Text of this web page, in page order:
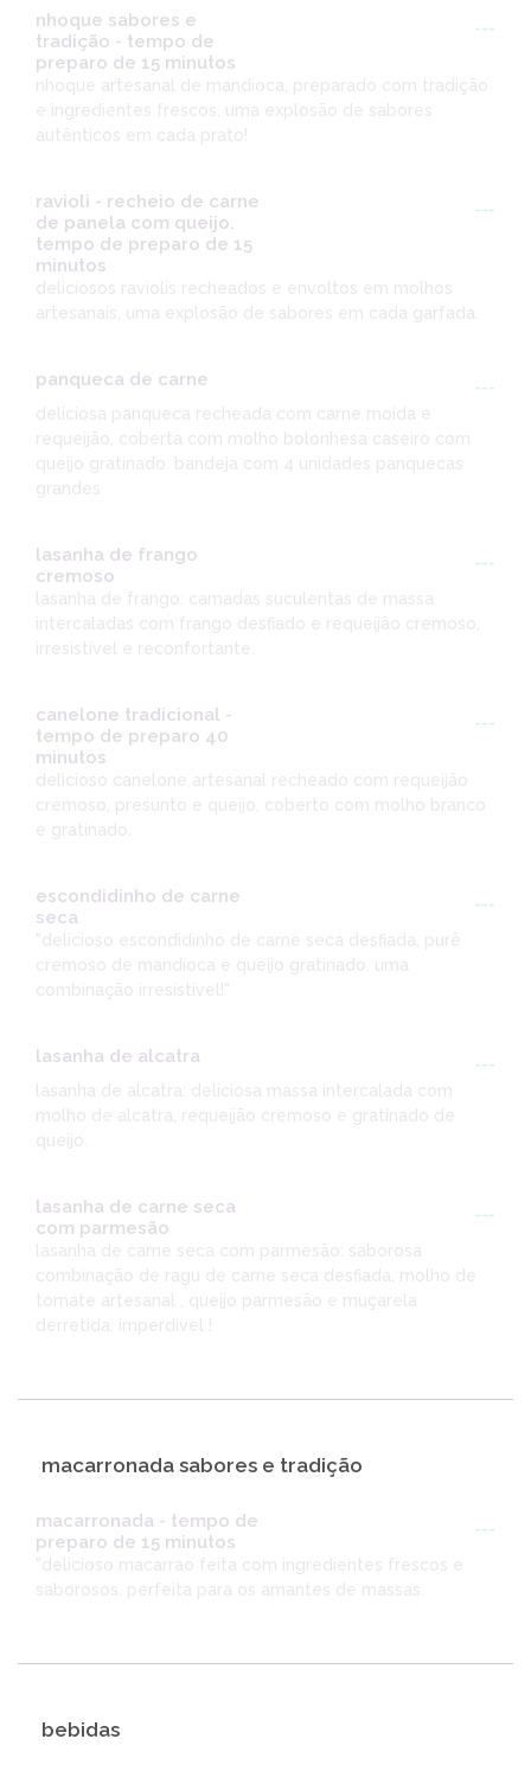
nhoque sabores e
tradição - tempo de
preparo de 15 minutos
---
nhoque artesanal de mandioca, preparado com tradição
e ingredientes frescos. uma explosão de sabores
autênticos em cada prato!
ravioli - recheio de carne
de panela com queijo.
tempo de preparo de 15
minutos
---
deliciosos raviolis recheados e envoltos em molhos
artesanais, uma explosão de sabores em cada garfada.
panqueca de carne
---
deliciosa panqueca recheada com carne moída e
requeijão, coberta com molho bolonhesa caseiro com
queijo gratinado. bandeja com 4 unidades panquecas
lasanha de frango
cremoso
---
lasanha de frango: camadas suculentas de massa
intercaladas com frango desfiado e requeijão cremoso,
irresistível e reconfortante.
canelone tradicional -
tempo de preparo 40
minutos
---
delicioso canelone artesanal recheado com requeijão
cremoso, presunto e queijo, coberto com molho branco
escondidinho de carne
seca
---
"delicioso escondidinho de carne seca desfiada, purê
cremoso de mandioca e queijo gratinado. uma
combinação irresistível!"
lasanha de alcatra
---
lasanha de alcatra: deliciosa massa intercalada com
molho de alcatra, requeijão cremoso e gratinado de
lasanha de carne seca
com parmesão
---
lasanha de carne seca com parmesão: saborosa
combinação de ragu de carne seca desfiada, molho de
macarronada sabores e tradição
macarronada - tempo de
preparo de 15 minutos
---
"delicioso macarrao feita com ingredientes frescos e
bebidas